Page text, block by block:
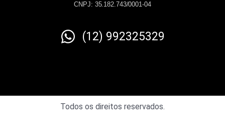
CNPJ: 35.182.743/0001-04
(12) 992325329
Todos os direitos reservados.